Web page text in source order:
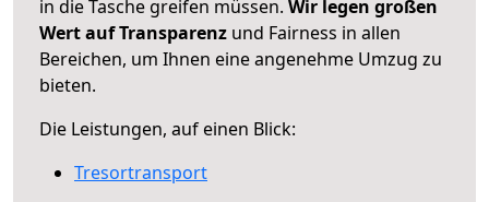
in die Tasche greifen müssen. Wir legen großen
Wert auf Transparenz und Fairness in allen
Bereichen, um Ihnen eine angenehme Umzug zu
bieten.
Die Leistungen, auf einen Blick:
Tresortransport